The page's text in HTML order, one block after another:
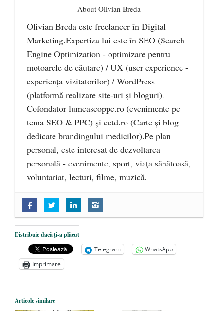
About Olivian Breda
Olivian Breda este freelancer în Digital
Marketing.Expertiza lui este în SEO (Search
Engine Optimization - optimizare pentru
motoarele de căutare) / UX (user experience -
experiența vizitatorilor) / WordPress
(platformă realizare site-uri și bloguri).
Cofondator lumeaseoppc.ro (evenimente pe
tema SEO & PPC) și cetd.ro (Carte și blog
dedicate brandingului medicilor).Pe plan
personal, este interesat de dezvoltarea
personală - evenimente, sport, viața sănătoasă,
voluntariat, lecturi, filme, muzică.
Follow-up: Conferință – Costion
Nicolescu – „Să fim aripă!” (2019.11.10,
Biserica Sfinții Chiril și Metodiu,
USAMV)
- 29 martie 2020
Follow-up: Dr. Andrei Dîrlău – conferința
(2019.11.25, Biserica Sfântul Silvestru)
29 martie 2020
Distribuie dacă ți-a plăcut
Telegram
WhatsApp
Imprimare
Articole similare